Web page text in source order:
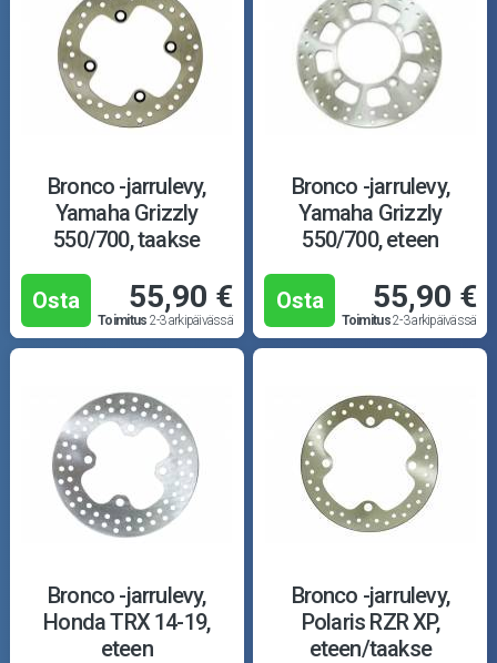
Bronco -jarrulevy,
Yamaha Grizzly
550/700, taakse
Osta 55,90 €
Toimitus 2-3 arkipäivässä
Bronco -jarrulevy,
Yamaha Grizzly
550/700, eteen
Osta 55,90 €
Toimitus2-3 arkipäivässä
Bronco -jarrulevy,
Honda TRX 14-19,
eteen
Bronco -jarrulevy,
Polaris RZR XP,
eteen/taakse